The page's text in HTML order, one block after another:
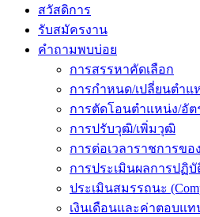
สวัสดิการ
รับสมัครงาน
คำถามพบบ่อย
การสรรหาคัดเลือก
การกำหนด/เปลี่ยนตำแ
การตัดโอนตำแหน่ง/อัต
การปรับวุฒิ/เพิ่มวุฒิ
การต่อเวลาราชการข
การประเมินผลการปฏิบั
ประเมินสมรรถนะ
เงินเดือนและค่าตอบแท